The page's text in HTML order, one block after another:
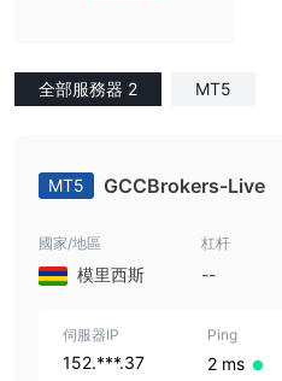
全部服務器 2 MT5
MT5 GCCBrokers-Live
國家/地區
模里西斯
杠杆
--
伺服器IP
152.***.37
Ping
2 ms